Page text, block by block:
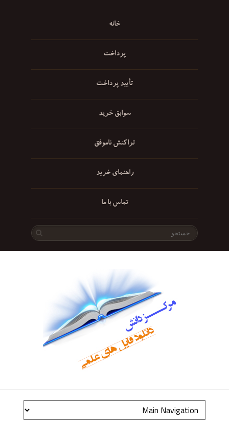
خانه
پرداخت
تأیید پرداخت
سوابق خرید
تراکنش ناموفق
راهنمای خرید
تماس با ما